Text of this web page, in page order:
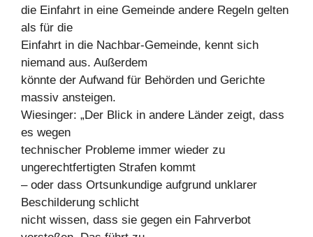
die Einfahrt in eine Gemeinde andere Regeln gelten
als für die
Einfahrt in die Nachbar-Gemeinde, kennt sich
niemand aus. Außerdem
könnte der Aufwand für Behörden und Gerichte
massiv ansteigen.
Wiesinger: „Der Blick in andere Länder zeigt, dass
es wegen
technischer Probleme immer wieder zu
ungerechtfertigten Strafen kommt
– oder dass Ortsunkundige aufgrund unklarer
Beschilderung schlicht
nicht wissen, dass sie gegen ein Fahrverbot